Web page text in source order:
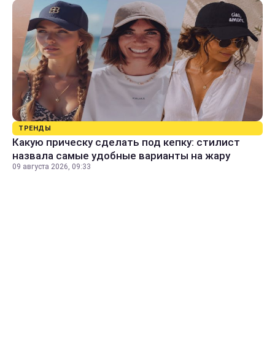
ТРЕНДЫ
Какую прическу сделать под кепку: стилист
назвала самые удобные варианты на жару
09 августа 2026, 09:33